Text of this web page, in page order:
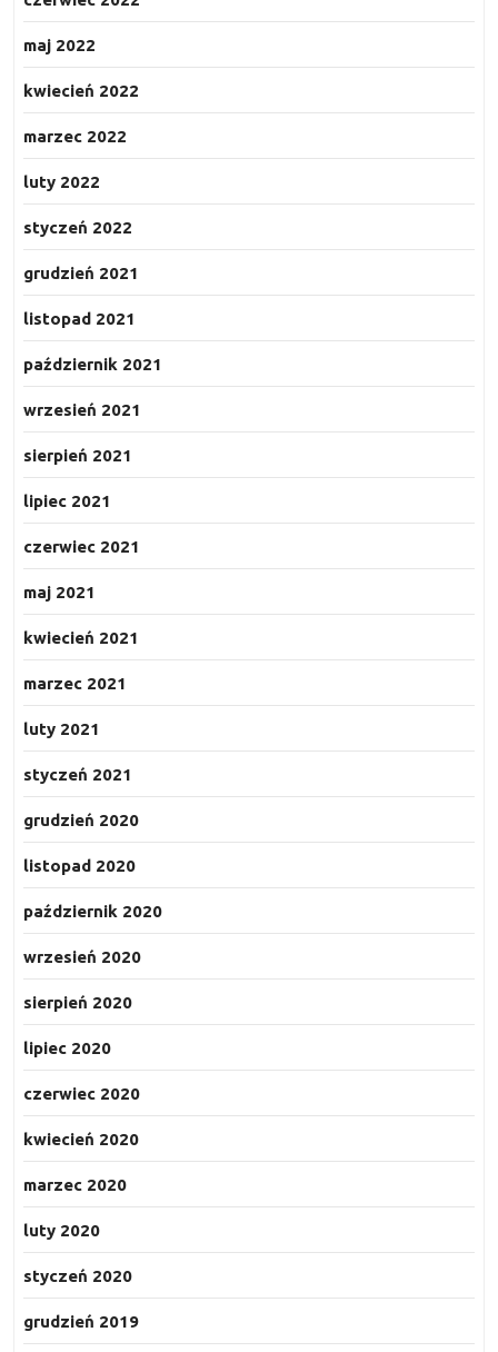
maj 2022
kwiecień 2022
marzec 2022
luty 2022
styczeń 2022
grudzień 2021
listopad 2021
październik 2021
wrzesień 2021
sierpień 2021
lipiec 2021
czerwiec 2021
maj 2021
kwiecień 2021
marzec 2021
luty 2021
styczeń 2021
grudzień 2020
listopad 2020
październik 2020
wrzesień 2020
sierpień 2020
lipiec 2020
czerwiec 2020
kwiecień 2020
marzec 2020
luty 2020
styczeń 2020
grudzień 2019